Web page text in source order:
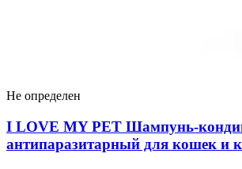
Не определен
I LOVЕ MY PET Шампунь-
антипаразитарный для кошек и